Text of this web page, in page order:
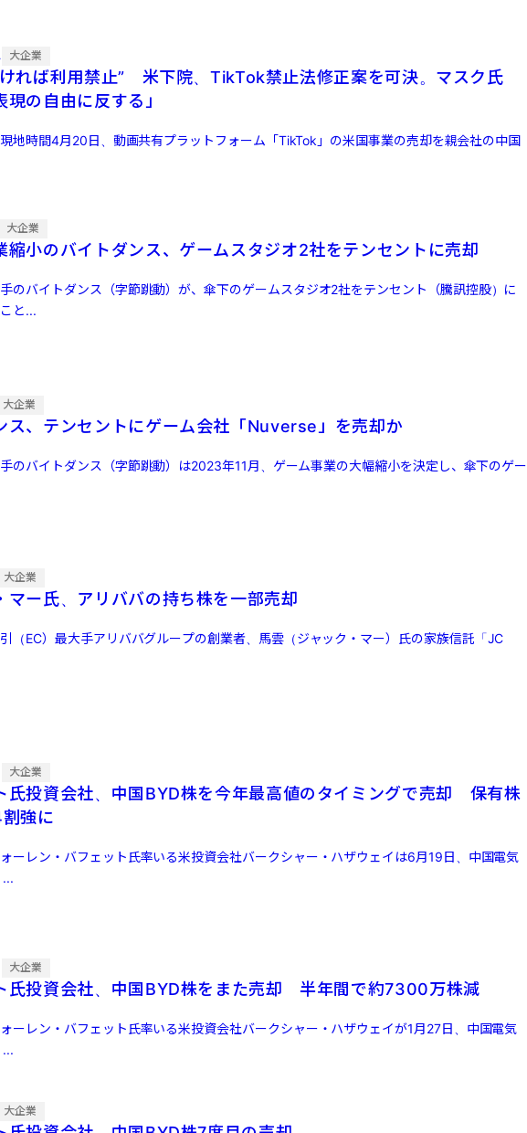
大企業
れば利用禁止” 米下院、TikTok禁止法修正案を可決。マスク氏
現の自由に反する」
地時間4月20日、動画共有プラットフォーム「TikTok」の米国事業の売却を親会社の中国
大企業
縮小のバイトダンス、ゲームスタジオ2社をテンセントに売却
のバイトダンス（字節跳動）が、傘下のゲームスタジオ2社をテンセント（騰訊控股）に
と...
大企業
ス、テンセントにゲーム会社「Nuverse」を売却か
のバイトダンス（字節跳動）は2023年11月、ゲーム事業の大幅縮小を決定し、傘下のゲー
大企業
マー氏、アリババの持ち株を一部売却
（EC）最大手アリババグループの創業者、馬雲（ジャック・マー）氏の家族信託「JC
大企業
氏投資会社、中国BYD株を今年最高値のタイミングで売却 保有株
割強に
ーレン・バフェット氏率いる米投資会社バークシャー・ハザウェイは6月19日、中国電気
...
大企業
氏投資会社、中国BYD株をまた売却 半年間で約7300万株減
ーレン・バフェット氏率いる米投資会社バークシャー・ハザウェイが1月27日、中国電気
...
大企業